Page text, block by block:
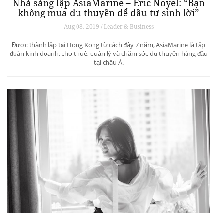
đứng trước nhiều thách thức. Câu hỏi đặt ra là, những nhà sưu tầm
cần phải làm gì để hỗ trợ để các gallery tồn tại […]